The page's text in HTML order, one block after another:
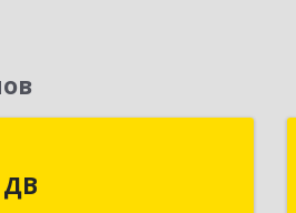
край, Хабаровск